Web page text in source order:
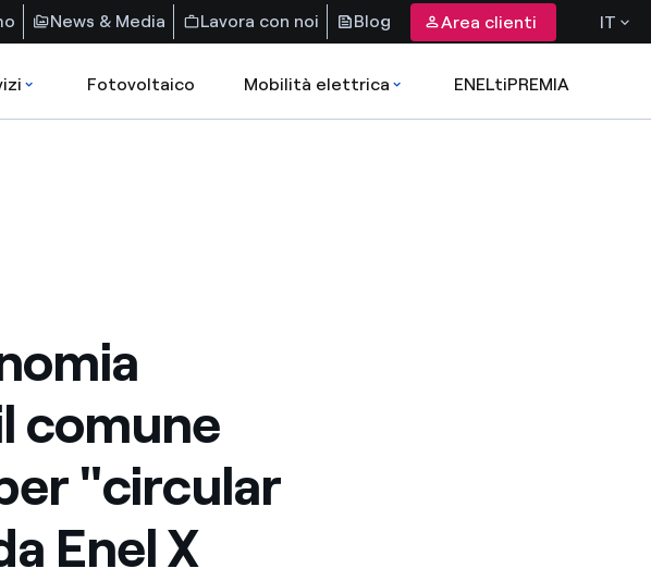
News & Media Lavora con noi Blog Area clienti IT
Fotovoltaico Mobilità elettrica ENELtiPREMIA
comune
"circular
Enel X